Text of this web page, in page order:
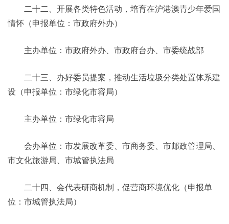
二十二、开展各类特色活动，培育在沪港澳青少年爱国
情怀（申报单位：市政府外办）
主办单位：市政府外办、市政府台办、市委统战部
二十三、办好委员提案，推动生活垃圾分类处置体系建
设（申报单位：市绿化市容局）
主办单位：市绿化市容局
会办单位：市发展改革委、市商务委、市邮政管理局、
市文化旅游局、市城管执法局
二十四、会代表研商机制，促营商环境优化（申报单
位：市城管执法局）